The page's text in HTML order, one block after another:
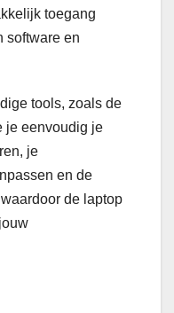
toegang
software en
tools, zoals de
je eenvoudig je
je
en de
de laptop